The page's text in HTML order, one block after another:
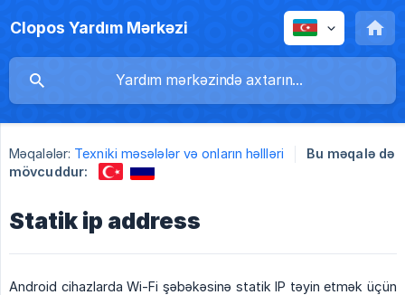
Clopos Yardım Mərkəzi
Məqalələr: Texniki məsələlər və onların həllləri
Bu məqalə də
mövcuddur:
Statik ip address
Android cihazlarda Wi-Fi şəbəkəsinə statik IP təyin etmək üçün